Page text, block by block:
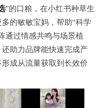
”的口粮，在小红书种草生
的敏敏宝妈，帮助“科学
通过情感共鸣与场景植
助力品牌能快速完成产
成从流量获取到长效价